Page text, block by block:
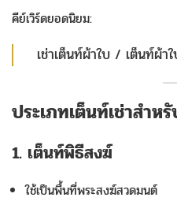
คีย์เวิร์ดยอดนิยม:
เช่าเต็นท์ผ้าใบ / เต็นท์ผ้า
ประเภทเต็นท์เช่าสำ
1. เต็นท์พิธีสงฆ์
ใช้เป็นพื้นที่พระสงฆ์สวดมนต์